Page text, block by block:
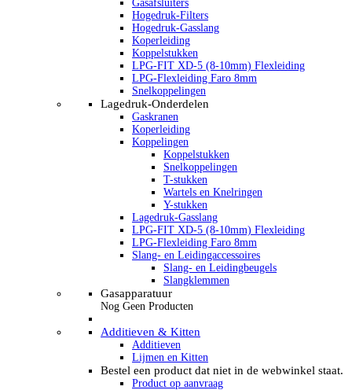
Gasafsluiters
Hogedruk-Filters
Hogedruk-Gasslang
Koperleiding
Koppelstukken
LPG-FIT XD-5 (8-10mm) Flexleiding
LPG-Flexleiding Faro 8mm
Snelkoppelingen
Lagedruk-Onderdelen
Gaskranen
Koperleiding
Koppelingen
Koppelstukken
Snelkoppelingen
T-stukken
Wartels en Knelringen
Y-stukken
Lagedruk-Gasslang
LPG-FIT XD-5 (8-10mm) Flexleiding
LPG-Flexleiding Faro 8mm
Slang- en Leidingaccessoires
Slang- en Leidingbeugels
Slangklemmen
Gasapparatuur
Nog Geen Producten
Additieven & Kitten
Additieven
Lijmen en Kitten
Bestel een product dat niet in de webwinkel staat.
Product op aanvraag